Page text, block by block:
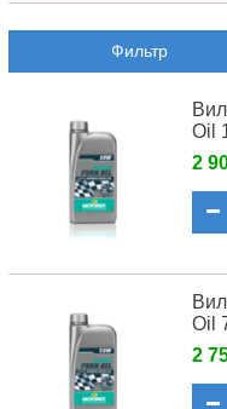
Фильтр
Oil
2
Oil
2